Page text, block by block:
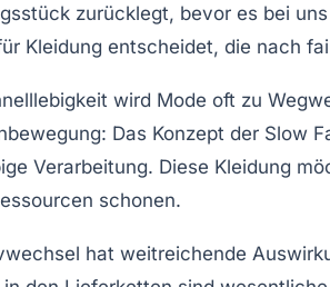
zurücklegt, bevor es bei
Kleidung entscheidet, die nach
wird Mode oft zu
Das Konzept der Slow
Verarbeitung. Diese Kleidung
schonen.
hat weitreichende